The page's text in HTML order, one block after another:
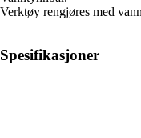
Verktøy rengjøres med
Spesifikasjoner